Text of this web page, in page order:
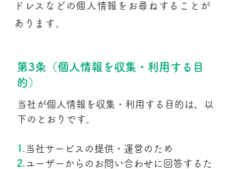
ドレスなどの個人情報をお尋ねすることが
あります。
第3条（個人情報を収集・利用する目
的）
当社が個人情報を収集・利用する目的は，以
下のとおりです。
1. 当社サービスの提供・運営のため
2. ユーザーからのお問い合わせに回答するた